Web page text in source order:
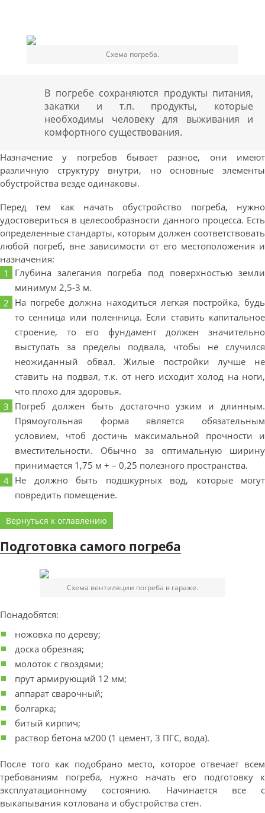
Схема погреба.
В погребе сохраняются продукты питания,
закатки и т.п. продукты, которые
необходимы человеку для выживания и
комфортного существования.
Назначение у погребов бывает разное, они имеют
различную структуру внутри, но основные элементы
обустройства везде одинаковы.
Перед тем как начать обустройство погреба, нужно
удостовериться в целесообразности данного процесса. Есть
определенные стандарты, которым должен соответствовать
любой погреб, вне зависимости от его местоположения и
назначения:
Глубина залегания погреба под поверхностью земли
минимум 2,5-3 м.
На погребе должна находиться легкая постройка, будь
то сенница или поленница. Если ставить капитальное
строение, то его фундамент должен значительно
выступать за пределы подвала, чтобы не случился
неожиданный обвал. Жилые постройки лучше не
ставить на подвал, т.к. от него исходит холод на ноги,
что плохо для здоровья.
Погреб должен быть достаточно узким и длинным.
Прямоугольная форма является обязательным
условием, чтоб достичь максимальной прочности и
вместительности. Обычно за оптимальную ширину
принимается 1,75 м + – 0,25 полезного пространства.
Не должно быть подшкурных вод, которые могут
повредить помещение.
Вернуться к оглавлению
Подготовка самого погреба
Схема вентиляции погреба в гараже.
Понадобятся:
ножовка по дереву;
доска обрезная;
молоток с гвоздями;
прут армирующий 12 мм;
аппарат сварочный;
болгарка;
битый кирпич;
раствор бетона м200 (1 цемент, 3 ПГС, вода).
После того как подобрано место, которое отвечает всем
требованиям погреба, нужно начать его подготовку к
эксплуатационному состоянию. Начинается все с
выкапывания котлована и обустройства стен.